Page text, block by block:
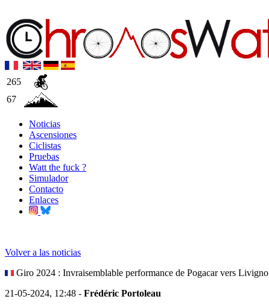
265
67
Noticias
Ascensiones
Ciclistas
Pruebas
Watt the fuck ?
Simulador
Contacto
Enlaces
Volver a las noticias
Giro 2024 : Invraisemblable performance de Pogacar vers Livigno
21-05-2024, 12:48 - Frédéric Portoleau